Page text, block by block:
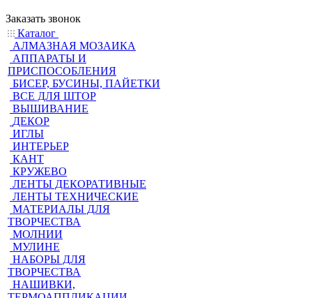
Заказать звонок
Каталог
АЛМАЗНАЯ МОЗАИКА
АППАРАТЫ И
ПРИСПОСОБЛЕНИЯ
БИСЕР, БУСИНЫ, ПАЙЕТКИ
ВСЕ ДЛЯ ШТОР
ВЫШИВАНИЕ
ДЕКОР
ИГЛЫ
ИНТЕРЬЕР
КАНТ
КРУЖЕВО
ЛЕНТЫ ДЕКОРАТИВНЫЕ
ЛЕНТЫ ТЕХНИЧЕСКИЕ
МАТЕРИАЛЫ ДЛЯ
ТВОРЧЕСТВА
МОЛНИИ
МУЛИНЕ
НАБОРЫ ДЛЯ
ТВОРЧЕСТВА
НАШИВКИ,